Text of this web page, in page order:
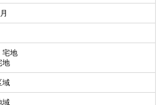
宅地
地
域
域